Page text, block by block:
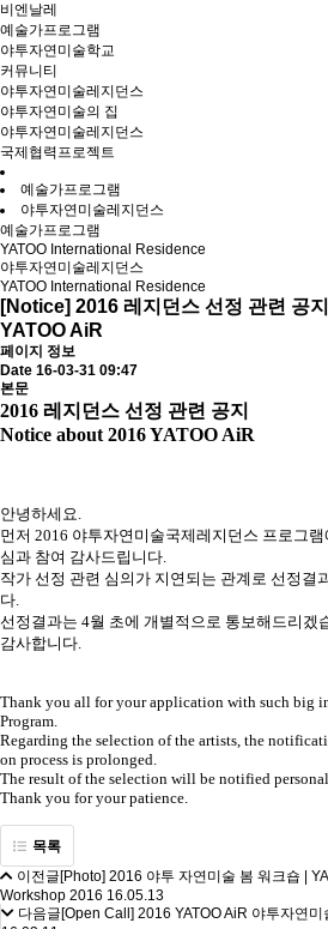
비엔날레
예술가프로그램
야투자연미술학교
커뮤니티
야투자연미술레지던스
야투자연미술의 집
야투자연미술레지던스
국제협력프로젝트
예술가프로그램
야투자연미술레지던스
예술가프로그램
YATOO International Residence
야투자연미술레지던스
YATOO International Residence
[Notice] 2016 레지던스 선정 관련 공
YATOO AiR
페이지 정보
Date 16-03-31 09:47
본문
2016 레지던스 선정 관련 공지
Notice about 2016 YATOO AiR
안녕하세요.
먼저 2016 야투자연미술국제레지던스 프로그
심과 참여 감사드립니다.
작가 선정 관련 심의가 지연되는 관계로 선정결
다.
선정결과는 4월 초에 개별적으로 통보해드리겠
감사합니다.
Thank you all for your application with such big
Program.
Regarding the selection of the artists, the
on process is prolonged.
The result of the selection will be notified
Thank you for your patience.
목록
이전글[Photo] 2016 야투 자연미술 봄 워크숍 |
Workshop 2016 16.05.13
다음글[Open Call] 2016 YATOO AiR 야투자연